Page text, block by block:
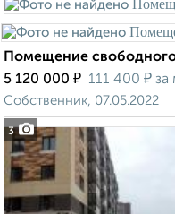
3
Помещение
5 120 000 ₽ 111 400 ₽ за
Собственник, 07.05.2022